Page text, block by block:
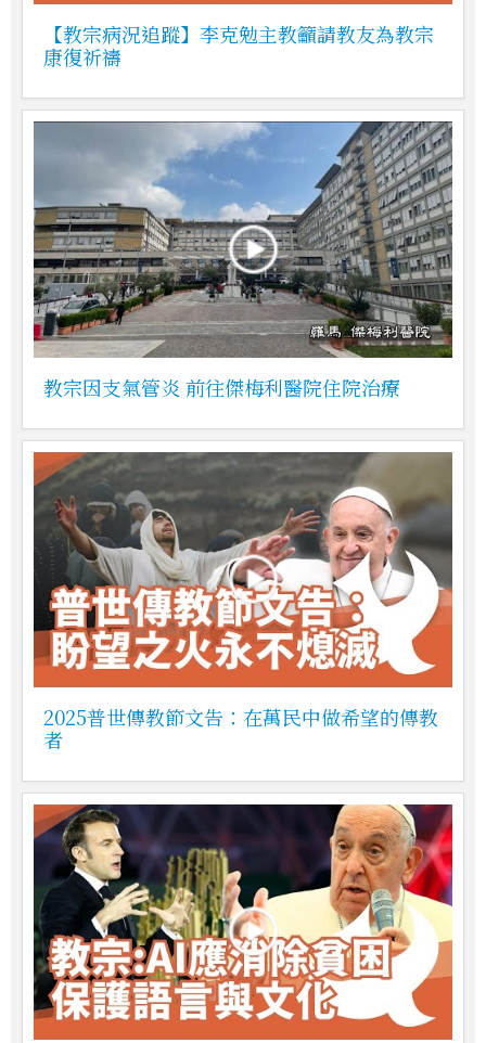
【教宗病況追蹤】李克勉主教籲請教友為教宗
康復祈禱
教宗因支氣管炎 前往傑梅利醫院住院治療
2025普世傳教節文告：在萬民中做希望的傳教
者